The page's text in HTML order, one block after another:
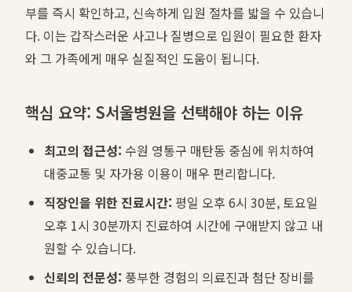
부를 즉시 확인하고, 신속하게 입원 절차를 밟을 수 있습니
다. 이는 갑작스러운 사고나 질병으로 입원이 필요한 환자
와 그 가족에게 매우 실질적인 도움이 됩니다.
핵심 요약: S서울병원을 선택해야 하는 이유
최고의 접근성: 수원 영통구 매탄동 중심에 위치하여
대중교통 및 자가용 이용이 매우 편리합니다.
직장인을 위한 진료시간: 평일 오후 6시 30분, 토요일
오후 1시 30분까지 진료하여 시간에 구애받지 않고 내
원할 수 있습니다.
신뢰의 전문성: 풍부한 경험의 의료진과 첨단 장비를